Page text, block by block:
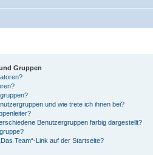
Gruppen
und wie trete ich ihnen bei?
Benutzergruppen farbig dargestellt?
Team“-Link auf der Startseite?